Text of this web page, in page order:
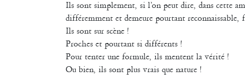
Ils sont simplement, si l’on peut dire, dans cette
différemment et demeure pourtant reconnaissable,
Ils sont sur scène !
Proches et pourtant si différents !
Pour tenter une formule, ils mentent la vérité !
Ou bien, ils sont plus vrais que nature !